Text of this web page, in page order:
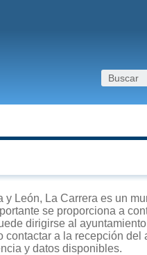
León, La Carrera es un
se proporciona a
dirigirse al
a la recepción del
y datos disponibles.